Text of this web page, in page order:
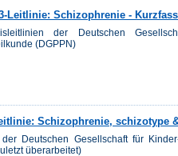
Leitlinie: Schizophrenie -
der Deutschen
(DGPPN)
Schizophrenie, schizotype
Deutschen Gesellschaft für
überarbeitet)